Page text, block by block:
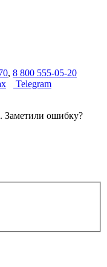
, 8 800 555-05-20
Telegram
Заметили ошибку?